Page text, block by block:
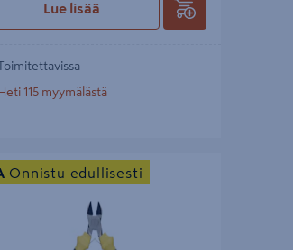
Lue lisää
Heti 115 myymälästä
FXA Mini 110mm
Onnistu edullisesti